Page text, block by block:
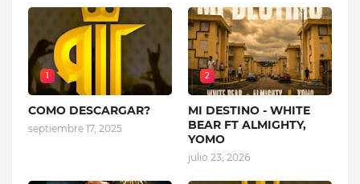
1
COMO DESCARGAR?
septiembre 17, 2025
2
MI DESTINO - WHITE
BEAR FT ALMIGHTY,
YOMO
julio 23, 2026